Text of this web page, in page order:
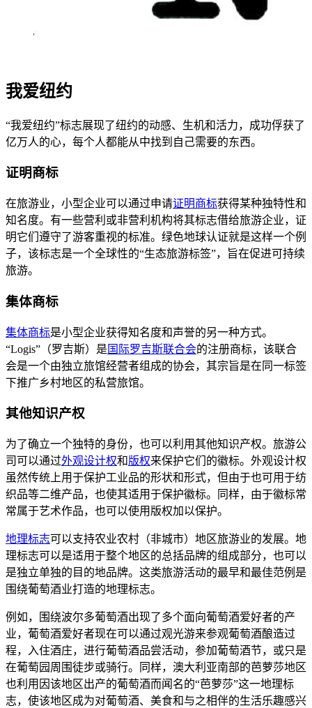
我爱纽约
“我爱纽约”标志展现了纽约的动感、生机和活力，成功俘获了
亿万人的心，每个人都能从中找到自己需要的东西。
证明商标
在旅游业，小型企业可以通过申请证明商标获得某种独特性和
知名度。有一些营利或非营利机构将其标志借给旅游企业，证
明它们遵守了游客重视的标准。绿色地球认证就是这样一个例
子，该标志是一个全球性的“生态旅游标签”，旨在促进可持续
旅游。
集体商标
集体商标是小型企业获得知名度和声誉的另一种方式。
“Logis”（罗吉斯）是 国际罗吉斯联合会的注册商标，该联合
会是一个由独立旅馆经营者组成的协会，其宗旨是在同一标签
下推广乡村地区的私营旅馆。
其他知识产权
为了确立一个独特的身份，也可以利用其他知识产权。旅游公
司可以通过外观设计权和版权来保护它们的徽标。外观设计权
虽然传统上用于保护工业品的形状和形式，但由于也可用于纺
织品等二维产品，也使其适用于保护徽标。同样，由于徽标常
常属于艺术作品，也可以使用版权加以保护。
地理标志可以支持农业农村（非城市）地区旅游业的发展。地
理标志可以是适用于整个地区的总括品牌的组成部分，也可以
是独立单独的目的地品牌。这类旅游活动的最早和最佳范例是
围绕葡萄酒业打造的地理标志。
例如，围绕波尔多葡萄酒出现了多个面向葡萄酒爱好者的产
业，葡萄酒爱好者现在可以通过观光游来参观葡萄酒酿造过
程，入住酒庄，进行葡萄酒品尝活动，参加葡萄酒节，或只是
在葡萄园周围徒步或骑行。同样，澳大利亚南部的芭萝莎地区
也利用因该地区出产的葡萄酒而闻名的“芭萝莎”这一地理标
志，使该地区成为对葡萄酒、美食和与之相伴的生活乐趣感兴